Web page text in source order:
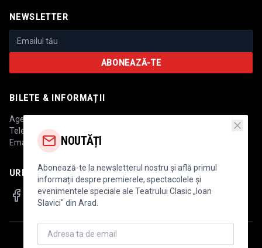
NEWSLETTER
ABONEAZĂ-TE
BILETE & INFORMAȚII
Agenția de bilete:
Telefon:+40 757 220 052
Email:
secretariat@teatrulclasic.ro
URMĂREȘTE-NE
NOUTĂȚI
Abonează-te la newsletterul nostru și află primul
informații despre premierele, spectacolele și
evenimentele speciale ale Teatrului Clasic „Ioan
Slavici" din Arad.